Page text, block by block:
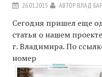
26.01.2015 АВТОР ВЛАД
Сегодня пришел еще
статья о нашем
г. Владимира. По
номер